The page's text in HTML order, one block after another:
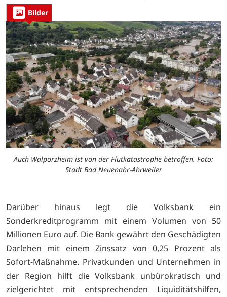
Bilder
Auch Walporzheim ist von der Flutkatastrophe betroffen. Foto:
Stadt Bad Neuenahr-Ahrweiler
Darüber hinaus legt die Volksbank ein
Sonderkreditprogramm mit einem Volumen von 50
Millionen Euro auf. Die Bank gewährt den Geschädigten
Darlehen mit einem Zinssatz von 0,25 Prozent als
Sofort-Maßnahme. Privatkunden und Unternehmen in
der Region hilft die Volksbank unbürokratisch und
zielgerichtet mit entsprechenden Liquiditätshilfen,